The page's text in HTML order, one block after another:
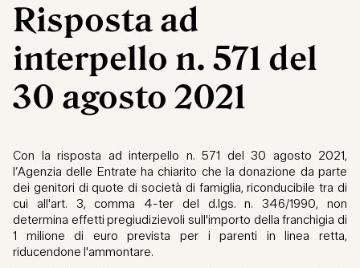
Risposta ad
interpello n. 571 del
30 agosto 2021
Con la risposta ad interpello n. 571 del 30 agosto 2021,
l’Agenzia delle Entrate ha chiarito che la donazione da parte
dei genitori di quote di società di famiglia, riconducibile tra di
cui all'art. 3, comma 4-ter del d.lgs. n. 346/1990, non
determina effetti pregiudizievoli sull'importo della franchigia di
1 milione di euro prevista per i parenti in linea retta,
riducendone l'ammontare.